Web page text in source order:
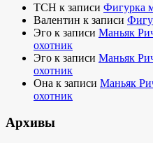
TCH к записи Фигурка
Валентин к записи
Эго к записи Маньяк
охотник
Эго к записи Маньяк
охотник
Она к записи Маньяк
охотник
Архивы